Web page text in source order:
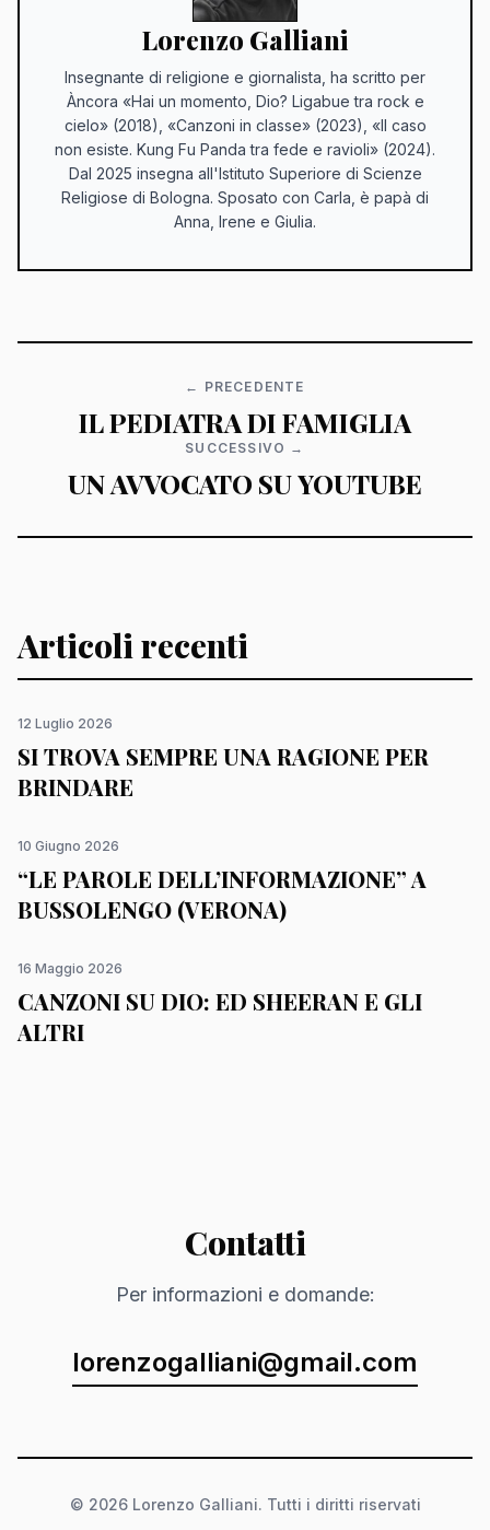
Lorenzo Galliani
Insegnante di religione e giornalista, ha scritto per
Àncora «Hai un momento, Dio? Ligabue tra rock e
cielo» (2018), «Canzoni in classe» (2023), «Il caso
non esiste. Kung Fu Panda tra fede e ravioli» (2024).
Dal 2025 insegna all'Istituto Superiore di Scienze
Religiose di Bologna. Sposato con Carla, è papà di
Anna, Irene e Giulia.
← PRECEDENTE
IL PEDIATRA DI FAMIGLIA
SUCCESSIVO →
UN AVVOCATO SU YOUTUBE
Articoli recenti
12 Luglio 2026
SI TROVA SEMPRE UNA RAGIONE PER
BRINDARE
10 Giugno 2026
“LE PAROLE DELL’INFORMAZIONE” A
BUSSOLENGO (VERONA)
16 Maggio 2026
CANZONI SU DIO: ED SHEERAN E GLI
ALTRI
Contatti
Per informazioni e domande:
lorenzogalliani@gmail.com
© 2026 Lorenzo Galliani. Tutti i diritti riservati